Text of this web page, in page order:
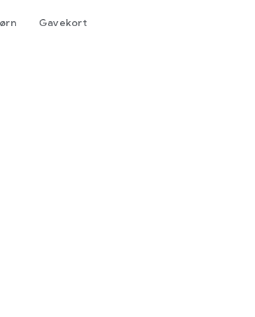
Gavekort